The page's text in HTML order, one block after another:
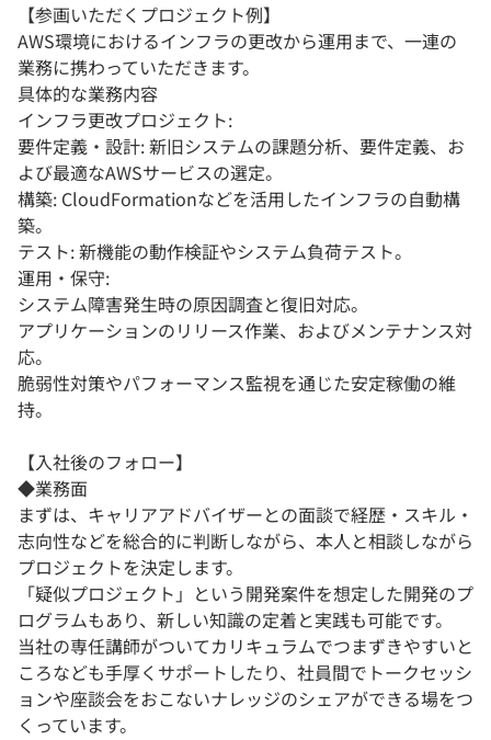
【参画いただくプロジェクト例】
AWS環境におけるインフラの更改から運用まで、一連の
業務に携わっていただきます。
具体的な業務内容
インフラ更改プロジェクト:
要件定義・設計: 新旧システムの課題分析、要件定義、お
よび最適なAWSサービスの選定。
構築: CloudFormationなどを活用したインフラの自動構
築。
テスト: 新機能の動作検証やシステム負荷テスト。
運用・保守:
システム障害発生時の原因調査と復旧対応。
アプリケーションのリリース作業、およびメンテナンス対
応。
脆弱性対策やパフォーマンス監視を通じた安定稼働の維
持。
【入社後のフォロー】
◆業務面
まずは、キャリアアドバイザーとの面談で経歴・スキル・
志向性などを総合的に判断しながら、本人と相談しながら
プロジェクトを決定します。
「疑似プロジェクト」という開発案件を想定した開発のプ
ログラムもあり、新しい知識の定着と実践も可能です。
当社の専任講師がついてカリキュラムでつまずきやすいと
ころなども手厚くサポートしたり、社員間でトークセッシ
ョンや座談会をおこないナレッジのシェアができる場をつ
くっています。